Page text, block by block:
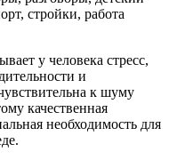
стройки, работа
у человека стресс,
и
к шуму
качественная
необходимость для